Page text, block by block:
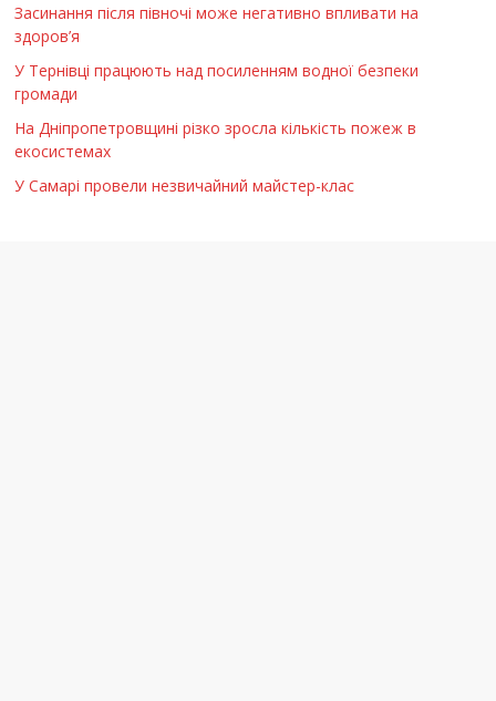
Засинання після півночі може негативно впливати на
здоров’я
У Тернівці працюють над посиленням водної безпеки
громади
На Дніпропетровщині різко зросла кількість пожеж в
екосистемах
У Самарі провели незвичайний майстер-клас